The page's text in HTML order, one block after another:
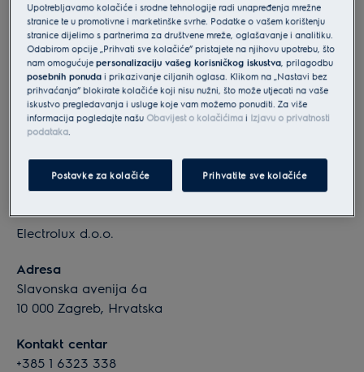
Servis, reklamacije, postprodaja
Suradnja - partneri
Narudžba dodatne opreme i pribora
Electrolux d.o.o.
Adresa
Slavonska avenija 6a
10 000 Zagreb, Hrvatska
Kontakt centar
+385 1 6323 338
Upotrebljavamo kolačiće i srodne tehnologije radi unapređenja mrežne
stranice te u promotivne i marketinške svrhe. Podatke o vašem korištenju
stranice dijelimo s partnerima za društvene mreže, oglašavanje i analitiku.
Odabirom opcije „Prihvati sve kolačiće” pristajete na njihovu upotrebu, što
nam omogućujepersonalizaciju vašeg korisničkog iskustva, prilagodbu
posebnih ponuda i prikazivanje ciljanih oglasa. Klikom na „Nastavi bez
prihvaćanja” blokirate kolačiće koji nisu nužni, što može utjecati na vaše
iskustvo pregledavanja i usluge koje vam možemo ponuditi. Za više
informacija pogledajte našu Obavijest o kolačićima i Izjavu o privatnosti
podataka.
Postavke za kolačiće Prihvatite sve kolačiće